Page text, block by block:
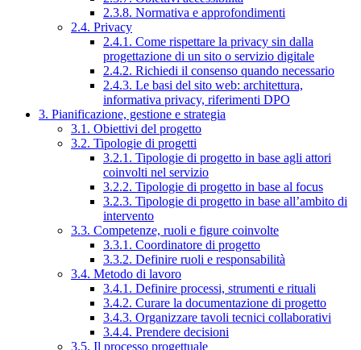
2.3.8. Normativa e approfondimenti
2.4. Privacy
2.4.1. Come rispettare la privacy sin dalla
progettazione di un sito o servizio digitale
2.4.2. Richiedi il consenso quando necessario
2.4.3. Le basi del sito web: architettura,
informativa privacy, riferimenti DPO
3. Pianificazione, gestione e strategia
3.1. Obiettivi del progetto
3.2. Tipologie di progetti
3.2.1. Tipologie di progetto in base agli attori
coinvolti nel servizio
3.2.2. Tipologie di progetto in base al focus
3.2.3. Tipologie di progetto in base all’ambito di
intervento
3.3. Competenze, ruoli e figure coinvolte
3.3.1. Coordinatore di progetto
3.3.2. Definire ruoli e responsabilità
3.4. Metodo di lavoro
3.4.1. Definire processi, strumenti e rituali
3.4.2. Curare la documentazione di progetto
3.4.3. Organizzare tavoli tecnici collaborativi
3.4.4. Prendere decisioni
3.5. Il processo progettuale